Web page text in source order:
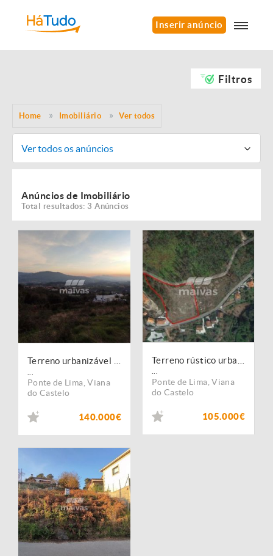
Inserir anúncio
Filtros
Home Imobiliário Ver todos
Ver todos os anúncios
Anúncios de Imobiliário
Total resultados: 3 Anúncios
Ponte de Lima ,Viana
do Castelo
140.000€
Ponte de Lima ,Viana
do Castelo
105.000€